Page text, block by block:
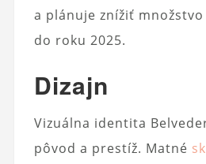
a plánuje znížiť
do roku 2025.
Dizajn
Vizuálna identita
pôvod a prestíž. Matné